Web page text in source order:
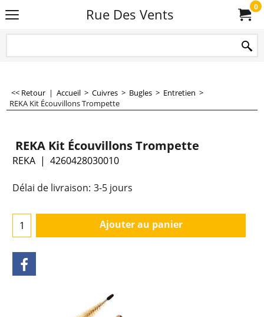
Rue Des Vents 0
<< Retour | Accueil > Cuivres > Bugles > Entretien >
REKA Kit Écouvillons Trompette
REKA Kit Écouvillons Trompette
REKA 4260428030010
Délai de livraison: 3-5 jours
Ajouter au panier